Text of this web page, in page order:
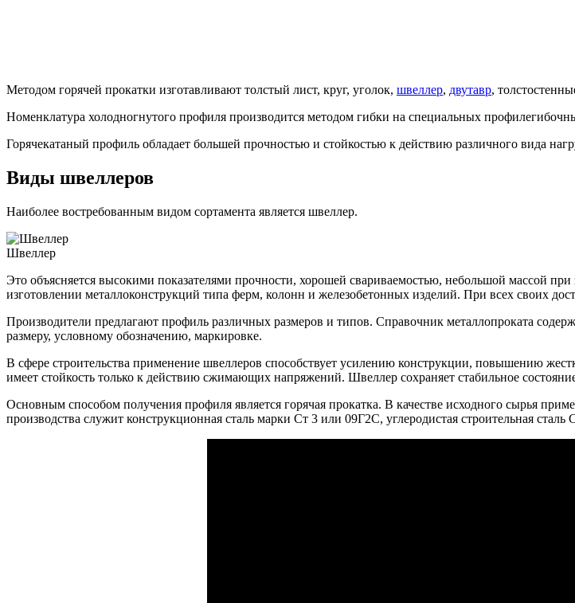
Методом горячей прокатки изготавливают толстый лист, круг, уголок, швеллер, двутавр,
Номенклатура холодногнутого профиля производится методом гибки на специальных
Горячекатаный профиль обладает большей прочностью и стойкостью к действию различного вида
Виды швеллеров
Наиболее востребованным видом сортамента является швеллер.
Швеллер
Это объясняется высокими показателями прочности, хорошей свариваемостью, небольшой массой
изготовлении металлоконструкций типа ферм, колонн и железобетонных изделий. При всех своих
Производители предлагают профиль различных размеров и типов. Справочник металлопроката
размеру, условному обозначению, маркировке.
В сфере строительства применение швеллеров способствует усилению конструкции, повышению
имеет стойкость только к действию сжимающих напряжений. Швеллер сохраняет стабильное
Основным способом получения профиля является горячая прокатка. В качестве исходного сырья
производства служит конструкционная сталь марки Ст 3 или 09Г2С, углеродистая строительная сталь